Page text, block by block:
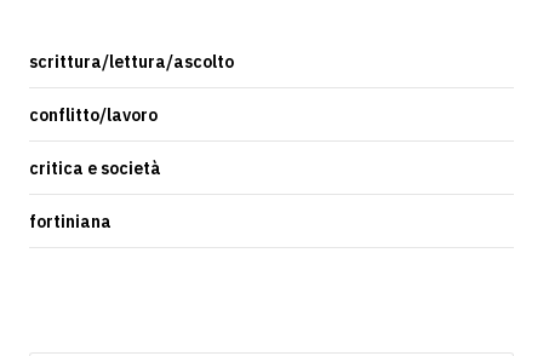
scrittura/lettura/ascolto
conflitto/lavoro
critica e società
fortiniana